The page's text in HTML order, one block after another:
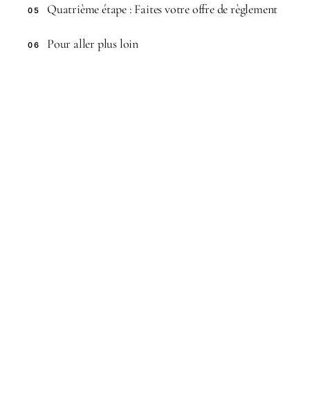
05 Quatrième étape : Faites votre offre de règlement
06 Pour aller plus loin